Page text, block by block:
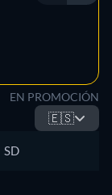
EN PROMOCIÓN
🇪🇸
SD